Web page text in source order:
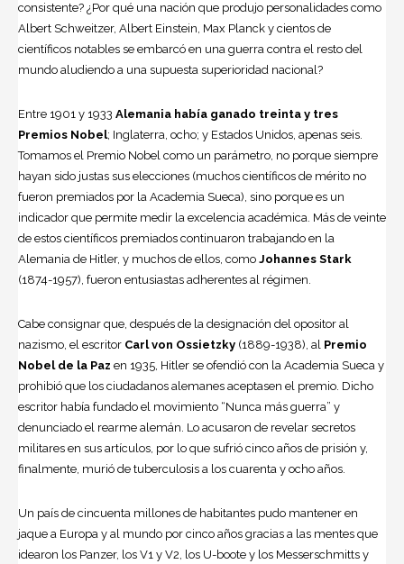
consistente? ¿Por qué una nación que produjo personalidades como
Albert Schweitzer, Albert Einstein, Max Planck y cientos de
científicos notables se embarcó en una guerra contra el resto del
mundo aludiendo a una supuesta superioridad nacional?
Entre 1901 y 1933 Alemania había ganado treinta y tres
Premios Nobel; Inglaterra, ocho; y Estados Unidos, apenas seis.
Tomamos el Premio Nobel como un parámetro, no porque siempre
hayan sido justas sus elecciones (muchos científicos de mérito no
fueron premiados por la Academia Sueca), sino porque es un
indicador que permite medir la excelencia académica. Más de veinte
de estos científicos premiados continuaron trabajando en la
Alemania de Hitler, y muchos de ellos, como Johannes Stark
(1874-1957), fueron entusiastas adherentes al régimen.
Cabe consignar que, después de la designación del opositor al
nazismo, el escritor Carl von Ossietzky (1889-1938), al Premio
Nobel de la Paz en 1935, Hitler se ofendió con la Academia Sueca y
prohibió que los ciudadanos alemanes aceptasen el premio. Dicho
escritor había fundado el movimiento “Nunca más guerra” y
denunciado el rearme alemán. Lo acusaron de revelar secretos
militares en sus artículos, por lo que sufrió cinco años de prisión y,
finalmente, murió de tuberculosis a los cuarenta y ocho años.
Un país de cincuenta millones de habitantes pudo mantener en
jaque a Europa y al mundo por cinco años gracias a las mentes que
idearon los Panzer, los V1 y V2, los U-boote y los Messerschmitts y